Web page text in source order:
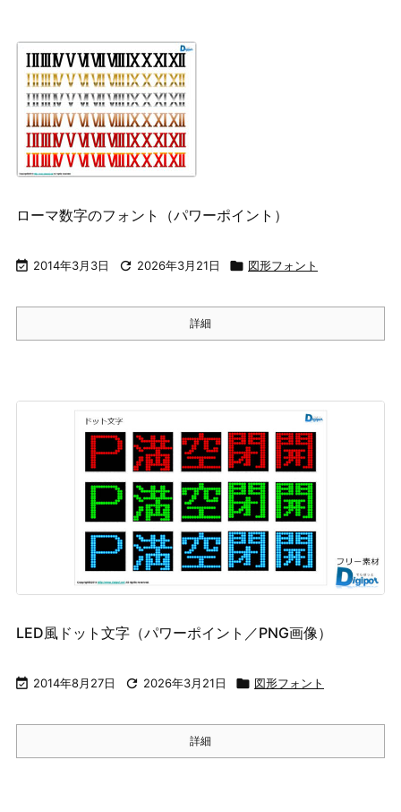
ローマ数字のフォント（パワーポイント）
 2014年3月3日  2026年3月21日  図形フォント
詳細
LED風ドット文字（パワーポイント／PNG画像）
 2014年8月27日  2026年3月21日  図形フォント
詳細